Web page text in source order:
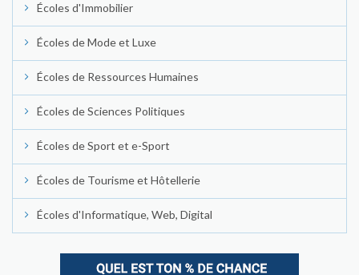
Écoles d'Immobilier
Écoles de Mode et Luxe
Écoles de Ressources Humaines
Écoles de Sciences Politiques
Écoles de Sport et e-Sport
Écoles de Tourisme et Hôtellerie
Écoles d'Informatique, Web, Digital